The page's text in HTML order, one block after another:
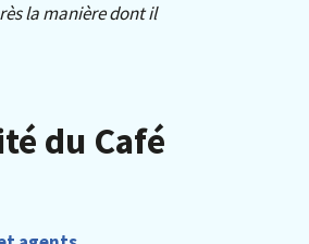
la manière dont il
du Café